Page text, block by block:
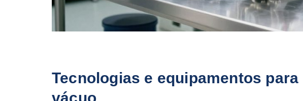
Tecnologias e equipamentos